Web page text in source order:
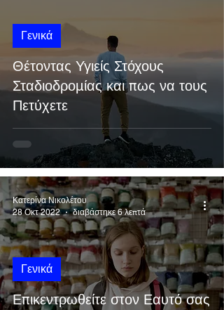
Θέτοντας Υγιείς Στόχους
Σταδιοδρομίας και πως να τους
Πετύχετε
Γενικά
Επικεντρωθείτε στον Εαυτό σας
Γενικά
Κατερίνα Νικολέτου
28 Οκτ 2022
διαβάστηκε 6 λεπτά